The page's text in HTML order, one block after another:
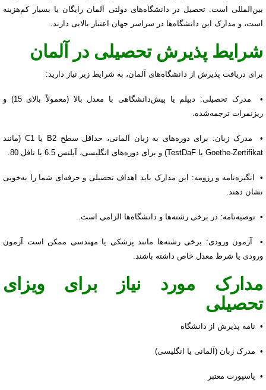
بین‌المللی است. تحصیل در دانشگاه‌های دولتی آلمان رایگان یا بسیار کم‌هزینه
است، و مدارک این دانشگاه‌ها در سراسر جهان اعتبار بالایی دارند.
شرایط پذیرش تحصیلی در آلمان
برای دریافت پذیرش از دانشگاه‌های آلمان، به شرایط زیر نیاز دارید:
• مدرک تحصیلی: دیپلم یا پیش‌دانشگاهی با معدل بالا (معمولاً بالای 15) و
ریزنمرات ترجمه‌شده.
• مدرک زبان: برای دوره‌های به زبان آلمانی، حداقل سطح B2 یا C1 (مانند
Goethe-Zertifikat یا TestDaF) و برای دوره‌های انگلیسی، آیلتس 6.5 یا تافل 80.
• انگیزه‌نامه و رزومه: این مدارک باید اهداف تحصیلی و حرفه‌ای شما را به‌خوبی
نشان دهند.
• توصیه‌نامه: در برخی رشته‌ها و دانشگاه‌ها الزامی است.
• آزمون ورودی: برخی رشته‌ها مانند پزشکی یا مهندسی ممکن است آزمون
ورودی یا شرط معدل خاص داشته باشند.
مدارک مورد نیاز برای ویزای
تحصیلی
• نامه پذیرش از دانشگاه
• مدرک زبان (آلمانی یا انگلیسی)
• پاسپورت معتبر